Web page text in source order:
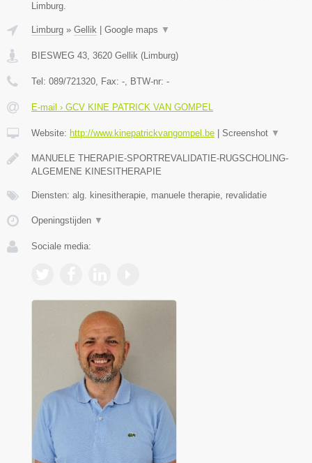
Limburg.
Limburg » Gellik Google maps ▼
BIESWEG 43, 3620 Gellik (Limburg)
Tel: 089/721320, Fax: -, BTW-nr: -
E-mail › GCV KINE PATRICK VAN GOMPEL
Website: http://www.kinepatrickvangompel.be Screenshot ▼
MANUELE THERAPIE-SPORTREVALIDATIE-RUGSCHOLING-
ALGEMENE KINESITHERAPIE
Diensten: alg. kinesitherapie, manuele therapie, revalidatie
Openingstijden ▼
Sociale media: